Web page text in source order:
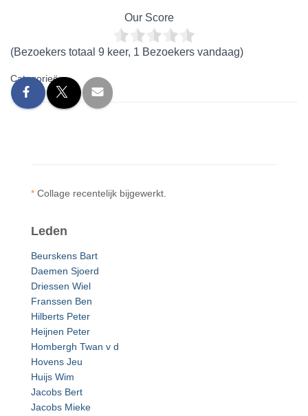
Our Score
(Bezoekers totaal 9 keer, 1 Bezoekers vandaag)
Categorieën:
* Collage recentelijk bijgewerkt.
Leden
Beurskens Bart
Daemen Sjoerd
Driessen Wiel
Franssen Ben
Hilberts Peter
Heijnen Peter
Hombergh Twan v d
Hovens Jeu
Huijs Wim
Jacobs Bert
Jacobs Mieke